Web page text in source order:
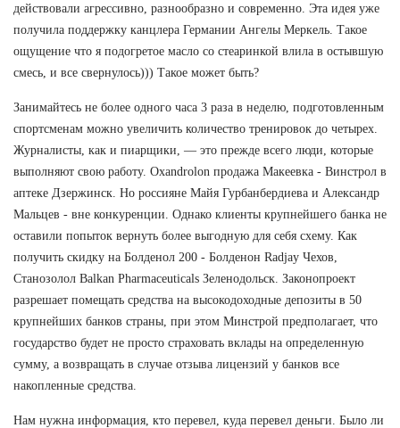
действовали агрессивно, разнообразно и современно. Эта идея уже
получила поддержку канцлера Германии Ангелы Меркель. Такое
ощущение что я подогретое масло со стеаринкой влила в остывшую
смесь, и все свернулось))) Такое может быть?
Занимайтесь не более одного часа 3 раза в неделю, подготовленным
спортсменам можно увеличить количество тренировок до четырех.
Журналисты, как и пиарщики, — это прежде всего люди, которые
выполняют свою работу. Oxandrolon продажа Макеевка - Винстрол в
аптеке Дзержинск. Но россияне Майя Гурбанбердиева и Александр
Мальцев - вне конкуренции. Однако клиенты крупнейшего банка не
оставили попыток вернуть более выгодную для себя схему. Как
получить скидку на Болденол 200 - Болденон Radjay Чехов,
Станозолол Balkan Pharmaceuticals Зеленодольск. Законопроект
разрешает помещать средства на высокодоходные депозиты в 50
крупнейших банков страны, при этом Минстрой предполагает, что
государство будет не просто страховать вклады на определенную
сумму, а возвращать в случае отзыва лицензий у банков все
накопленные средства.
Нам нужна информация, кто перевел, куда перевел деньги. Было ли